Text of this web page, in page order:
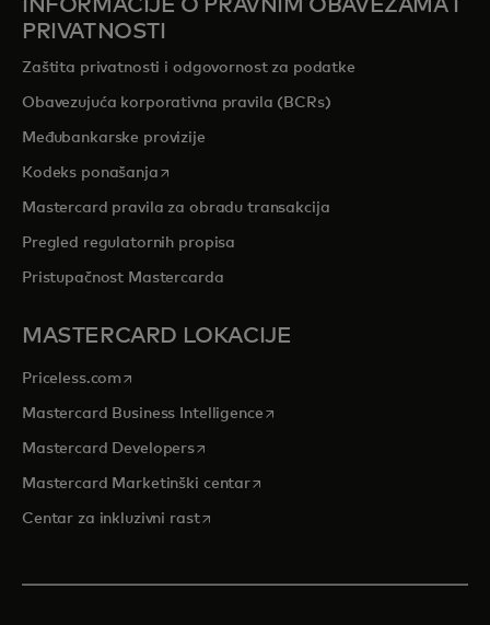
INFORMACIJE O PRAVNIM OBAVEZAMA I
PRIVATNOSTI
Zaštita privatnosti i odgovornost za podatke
Obavezujuća korporativna pravila (BCRs)
Međubankarske provizije
Kodeks ponašanjaopens in a new tab
Mastercard pravila za obradu transakcija
Pregled regulatornih propisa
Pristupačnost Mastercarda
MASTERCARD LOKACIJE
Priceless.com opens in a new tab
Mastercard Business Intelligenceopens in a new tab
Mastercard Developersopens in a new tab
Mastercard Marketinški centaropens in a new tab
Centar za inkluzivni rastopens in a new tab